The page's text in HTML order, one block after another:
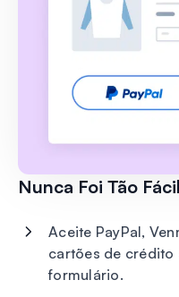
Nunca Foi Tão
Aceite PayPal,
cartões de crédito
formulário.